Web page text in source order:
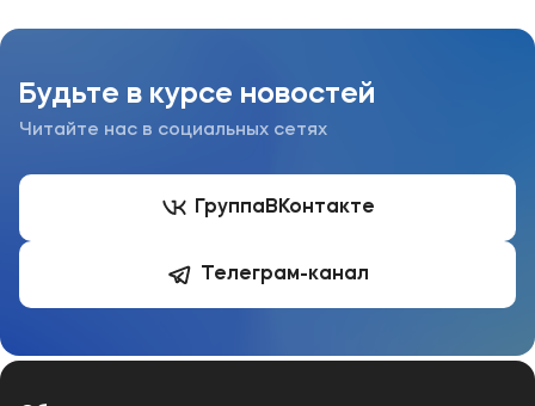
Будьте в курсе новостей
Читайте нас в социальных сетях
Группа ВКонтакте
Телеграм-канал